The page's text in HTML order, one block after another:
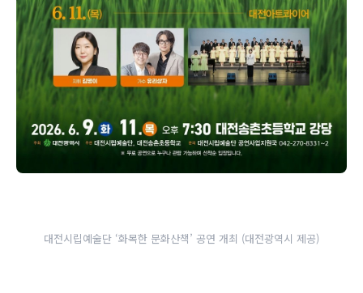
대전시립예술단 ‘화목한 문화산책’ 공연 개최 (대전광역시 제공)